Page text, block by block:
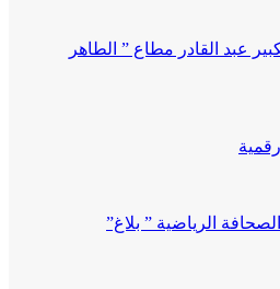
عبد القادر مطاع ” الطاهر
الرياضية ” بلاغ”